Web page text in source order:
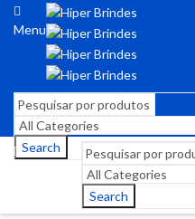
Menu
Search
Search